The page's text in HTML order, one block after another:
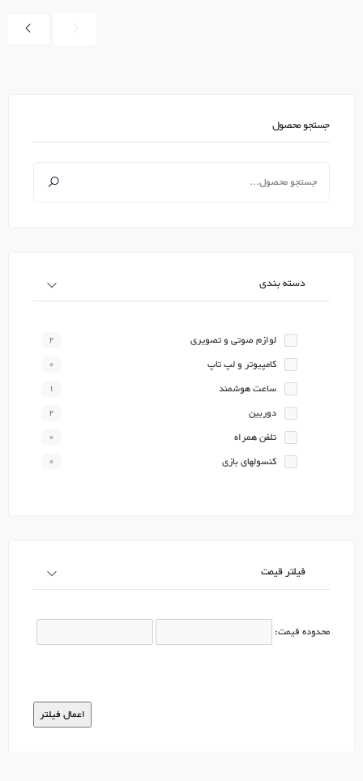
جستجو محصول
دسته بندی
لوازم صوتی و تصویری 2
کامپیوتر و لپ تاپ 0
ساعت هوشمند 1
دوربین 2
تلفن همراه 0
کنسولهای بازی 0
فیلتر قیمت
محدوده قیمت: